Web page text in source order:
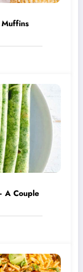
A Couple